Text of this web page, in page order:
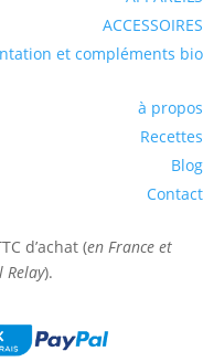
ACCESSOIRES
et compléments bio
à propos
Recettes
Blog
Contact
d’achat (en France et
Relay).